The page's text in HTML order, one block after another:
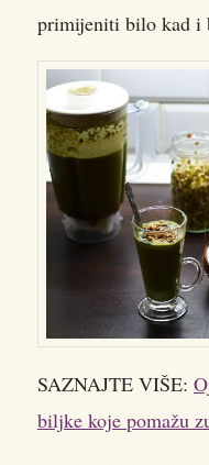
primijeniti bilo kad i
SAZNAJTE VIŠE:
biljke koje pomažu